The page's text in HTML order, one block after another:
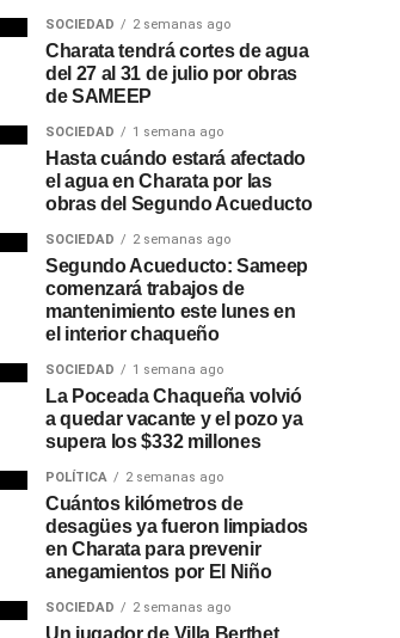
SOCIEDAD 2 semanas ago
Charata tendrá cortes de agua
del 27 al 31 de julio por obras
de SAMEEP
SOCIEDAD 1 semana ago
Hasta cuándo estará afectado
el agua en Charata por las
obras del Segundo Acueducto
SOCIEDAD 2 semanas ago
Segundo Acueducto: Sameep
comenzará trabajos de
mantenimiento este lunes en
el interior chaqueño
SOCIEDAD 1 semana ago
La Poceada Chaqueña volvió
a quedar vacante y el pozo ya
supera los $332 millones
POLÍTICA 2 semanas ago
Cuántos kilómetros de
desagües ya fueron limpiados
en Charata para prevenir
anegamientos por El Niño
SOCIEDAD 2 semanas ago
Un jugador de Villa Berthet